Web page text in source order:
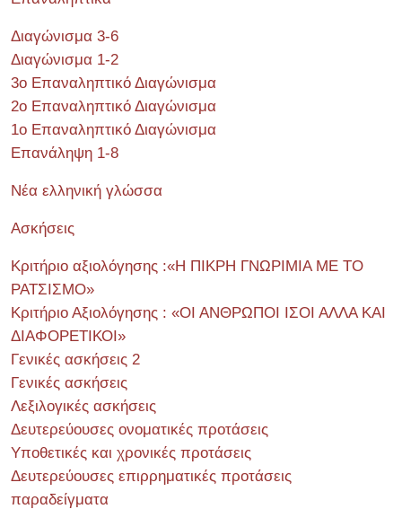
Διαγώνισμα 3-6
Διαγώνισμα 1-2
3ο Επαναληπτικό Διαγώνισμα
2ο Επαναληπτικό Διαγώνισμα
1ο Επαναληπτικό Διαγώνισμα
Επανάληψη 1-8
Νέα ελληνική γλώσσα
Ασκήσεις
Κριτήριο αξιολόγησης :«Η ΠΙΚΡΗ ΓΝΩΡΙΜΙΑ ΜΕ ΤΟ
ΡΑΤΣΙΣΜΟ»
Κριτήριο Αξιολόγησης : «ΟΙ ΑΝΘΡΩΠΟΙ ΙΣΟΙ ΑΛΛΑ ΚΑΙ
ΔΙΑΦΟΡΕΤΙΚΟΙ»
Γενικές ασκήσεις 2
Γενικές ασκήσεις
Λεξιλογικές ασκήσεις
Δευτερεύουσες ονοματικές προτάσεις
Υποθετικές και χρονικές προτάσεις
Δευτερεύουσες επιρρηματικές προτάσεις
παραδείγματα